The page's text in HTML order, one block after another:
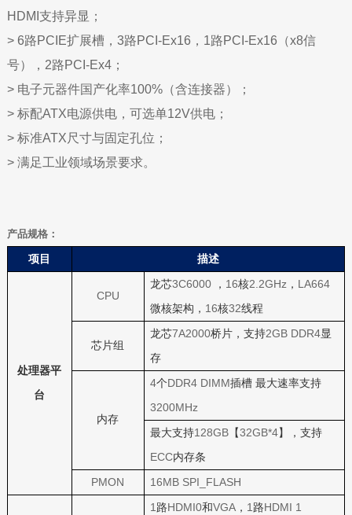
HDMI支持异显；
>6路PCIE扩展槽，3路PCI-Ex16，1路PCI-Ex16（x8信
号），2路PCI-Ex4；
>电子元器件国产化率100%（含连接器）；
>标配ATX电源供电，可选单12V供电；
>标准ATX尺寸与固定孔位；
>满足工业领域场景要求。
产品规格：
项目 描述
处理器平
台
CPU
龙芯3C6000 ， 16核2.2GHz， LA664
微核架构， 16核32线程
芯片组
龙芯7A2000桥片，支持2GB DDR4显
存
内存
4个DDR4 DIMM插槽 最大速率支持
3200MHz
最大支持128GB【32GB*4】，支持
ECC内存条
PMON 16MB SPI_FLASH
1路HDMI0和VGA， 1路HDMI 1